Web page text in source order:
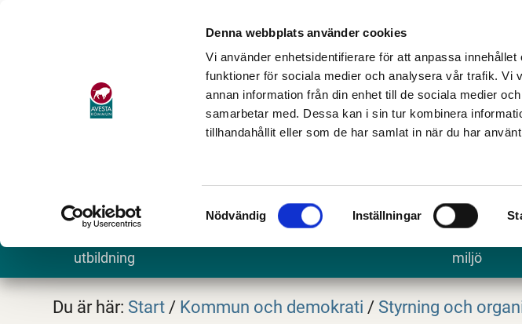
Denna webbplats använder cookies
Vi använder enhetsidentifierare för att anpassa
funktioner för sociala medier och analysera vår trafik. Vi
annan information från din enhet till de sociala medier
samarbetar med. Dessa kan i sin tur kombinera
tillhandahållit eller som de har samlat in när du har
Samtyckesval
Nödvändig Inställningar
utbildning
miljö
Du är här: Start / Kommun och demokrati / Styrning och